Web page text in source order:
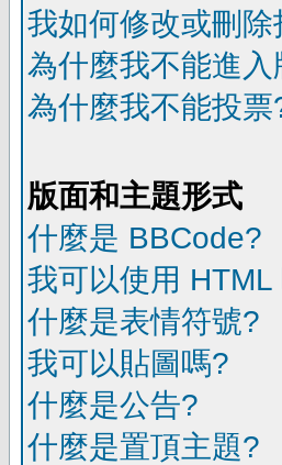
我如何修改或刪除
為什麼我不能進入
為什麼我不能投票
版面和主題形式
什麼是 BBCode?
我可以使用 HTML
什麼是表情符號?
我可以貼圖嗎?
什麼是公告?
什麼是置頂主題?